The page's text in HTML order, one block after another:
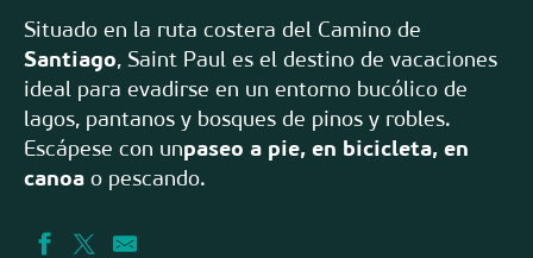
Situado en la ruta costera del Camino de
Santiago, Saint Paul es el destino de vacaciones
ideal para evadirse en un entorno bucólico de
lagos, pantanos y bosques de pinos y robles.
Escápese con unpaseo a pie, en bicicleta, en
canoa o pescando.